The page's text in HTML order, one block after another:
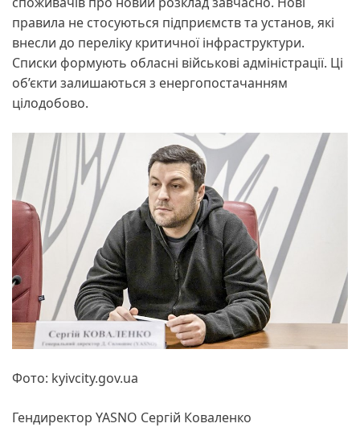
правила не стосуються підприємств та установ, які
внесли до переліку критичної інфраструктури.
Списки формують обласні військові адміністрації. Ці
об’єкти залишаються з енергопостачанням
цілодобово.
Фото: kyivcity.gov.ua
Гендиректор YASNO Сергій Коваленко